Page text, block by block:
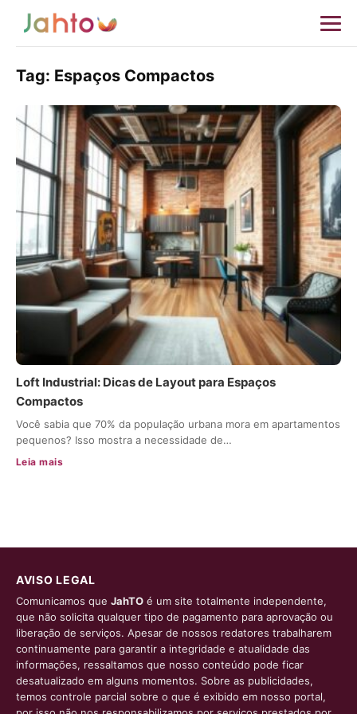
Tag: Espaços Compactos
Loft Industrial: Dicas de Layout para Espaços
Compactos
Você sabia que 70% da população urbana mora em apartamentos
pequenos? Isso mostra a necessidade de…
Leia mais
AVISO LEGAL
Comunicamos que JahTO é um site totalmente independente,
que não solicita qualquer tipo de pagamento para aprovação ou
liberação de serviços. Apesar de nossos redatores trabalharem
continuamente para garantir a integridade e atualidade das
informações, ressaltamos que nosso conteúdo pode ficar
desatualizado em alguns momentos. Sobre as publicidades,
temos controle parcial sobre o que é exibido em nosso portal,